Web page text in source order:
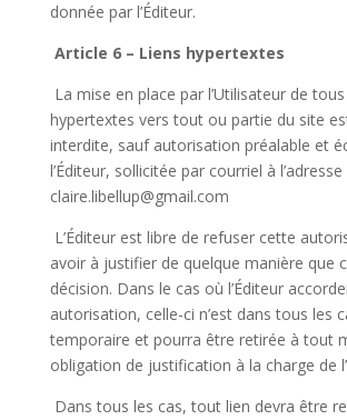
donnée par l’Éditeur.
Article 6 – Liens hypertextes
La mise en place par l’Utilisateur de
hypertextes vers tout ou partie du site
interdite, sauf autorisation préalable et
l’Éditeur, sollicitée par courriel à
claire.libellup@gmail.com
L’Éditeur est libre de refuser cette
avoir à justifier de quelque manière que
décision. Dans le cas où l’Éditeur
autorisation, celle-ci n’est dans tous les
temporaire et pourra être retirée à tout
obligation de justification à la charge de
Dans tous les cas, tout lien devra être